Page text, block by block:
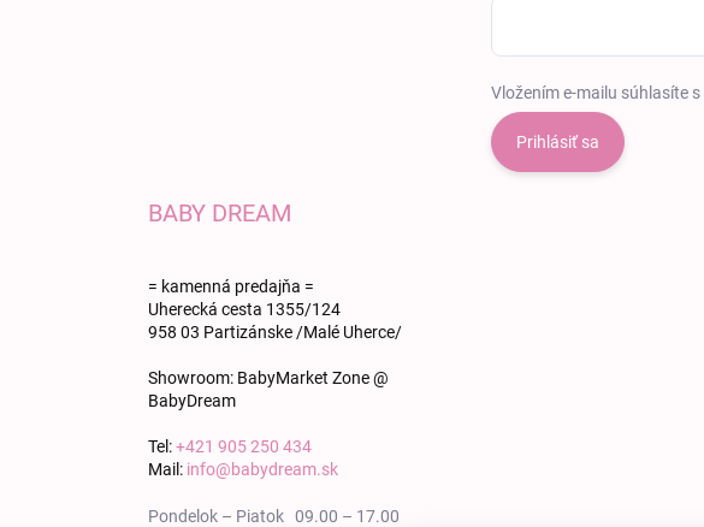
Vložením e-mailu súhlasíte s
Prihlásiť sa
BABY DREAM
= kamenná predajňa =
Uherecká cesta 1355/124
958 03 Partizánske /Malé Uherce/
Showroom: BabyMarket Zone @
BabyDream
Tel:+421 905 250 434
Mail: info@babydream.sk
Pondelok – Piatok 09.00 – 17.00